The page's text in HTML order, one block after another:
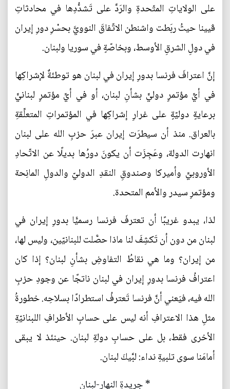
على الولاياتِ المتّحدةِ والرَدَّ على تَشدُّدِها في محادثاتِ
ڤيينا حيثُ ربَطت واشنطن الاتّفاقَ النوويَّ بحسْرِ دورِ إيران
في دولِ الشرقِ الأوسط، وبخاصّةٍ في سوريا ولبنان.
إنَّ اعترافَ فرنسا بدورِ إيران في لبنان هو توطئةٌ لإشراكِها
في أيِّ مؤتمرٍ دوليٍّ بشأنِ لبنان، أو في أيِّ مؤتمرٍ لبنانيٍّ
برعايةٍ دوليّةٍ على غرارِ إشراكِها في المؤتمراتِ المتعلِّقةِ
بالعراق. منذ أن سيطرَت إيران عبرَ حزبِ الله على لبنان
انهارت الدولة، وعَجِزَت أن يكونَ دورُها بديلًا عن الاتّحادِ
الأوروبيِّ وأميركا وصندوقِ النقدِ الدوليّ والدولِ المانِحة
ومؤتمرِ سيدر والأمم المتحدة.
لذا، يبدو غريبًا أن تعترفَ فرنسا رسميًّا بدورِ إيران في
لبنان من دون أن تَكشِفَ لنا ماذا حصَّلت للبنانيّين، وليس لها،
من إيران؟ وما هي نقاطُ التفاوضِ بشأنِ لبنان؟ إذا كان
اعترافُ فرنسا بدورِ إيران في لبنان ناتجًا عن وجودِ حزبِ
الله فيه، فيَعني أنَّ فرنسا تَعترفُ استطرادًا بسلاحِه. خطورةُ
مثلِ هذا الاعترافِ أنه ليس على حسابِ الأطرافِ اللبنانيّةِ
الأخرى فقط، بل على حسابِ دولةِ لبنان. حينئذ لا يبقى
أمامَنا سوى تلبيةِ نداء: لبَّيكَ لبنان.
* جريدةِ النهار-لبنان